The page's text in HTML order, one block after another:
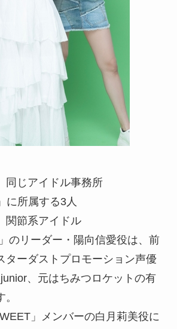
同じアイドル事務所
に所属する3人
関節系アイドル
」のリーダー・陽向信愛役は、前
ターダストプロモーション声優
、元はちみつロケットの有
」メンバーの白月莉美役に